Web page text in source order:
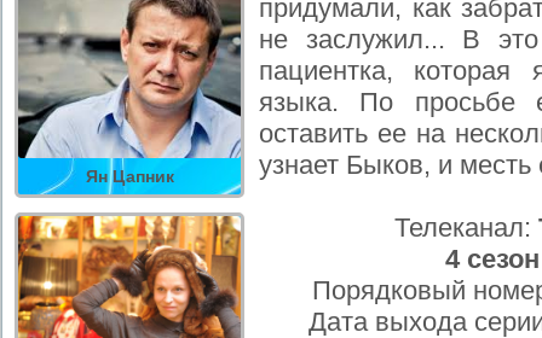
Ян Цапник
придумали, как
не заслужил... В
пациентка, которая
языка. По просьбе
оставить ее на
узнает Быков, и месть
Телеканал:
4 сезон
Порядковый
Дата выхода